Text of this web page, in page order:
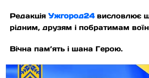
Редакція Ужгород24висловлює
рідним, друзям і побратимам
Вічна пам’ять і шана Герою.